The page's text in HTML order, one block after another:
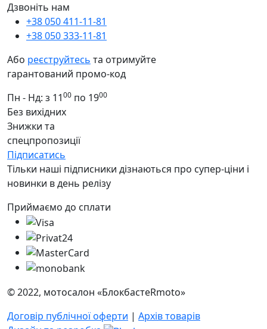
Дзвоніть нам
+38 050 411-11-81
+38 050 333-11-81
Або реєструйтесь та отримуйте
гарантований промо-код
Пн - Нд: з 1100 по 1900
Без вихідних
Знижки та
спецпропозиції
Підписатись
Тільки наші підписники дізнаються про супер-ціни і
новинки в день релізу
Приймаємо до сплати
© 2022, мотосалон «БлокбастеRmoto»
Договір публічної оферти | Архів товарів